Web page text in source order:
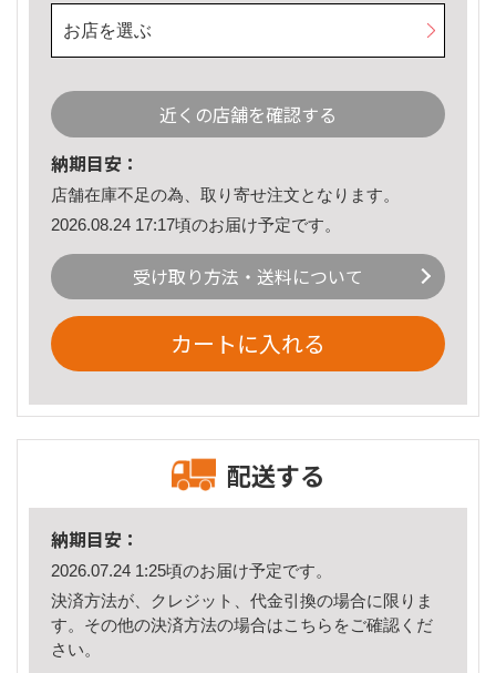
お店を選ぶ
近くの店舗を確認する
納期目安：
店舗在庫不足の為、取り寄せ注文となります。
2026.08.24 17:17頃のお届け予定です。
受け取り方法・送料について
カートに入れる
配送する
納期目安：
2026.07.24 1:25頃のお届け予定です。
決済方法が、クレジット、代金引換の場合に限りま
す。その他の決済方法の場合はこちら をご確認くだ
さい。